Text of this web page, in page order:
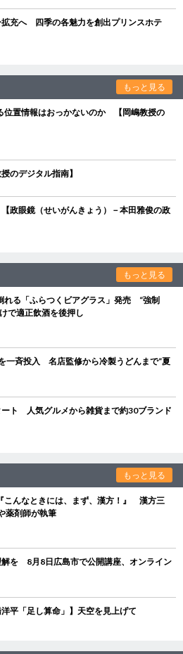
充へ 四季の各魅力を創出プリンスホテ
もっと見る
位置情報はおっかないのか 【岡嶋教授の
のデジタル指南】
政眼鏡（せいがんきょう）－本田雅俊の政
もっと見る
れる「ふらつくビアグラス」発売 “強制
で適正飲酒を後押し
一斉投入 名店監修から冷製うどんまで“夏
ト 人気グルメから雑貨まで約30ブランド
もっと見る
こんなときには、まず、漢方！』 漢方三
薬剤師が執筆
を 8月8日広島市で公開講座、オンライン
平「足し算命」】天空を見上げて